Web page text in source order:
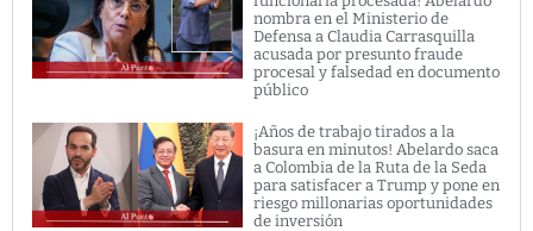
nombra en el Ministerio de
Defensa a Claudia Carrasquilla
acusada por presunto fraude
procesal y falsedad en documento
público
¡Años de trabajo tirados a la
basura en minutos! Abelardo saca
a Colombia de la Ruta de la Seda
para satisfacer a Trump y pone en
riesgo millonarias oportunidades
de inversión